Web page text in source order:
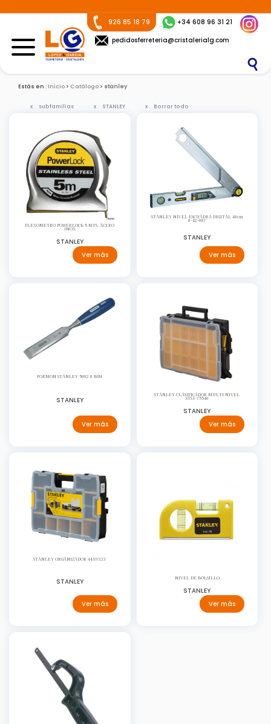
926 85 18 79
+34 608 96 31 21
pedidosferreteria@cristalerialg.com
Estás en : Inicio Catálogo stanley
subfamilias STANLEY Borrar todo
FLEXOMETRO POWERLOCK 5 MTS. ACERO
INOX
STANLEY
Ver más
STANLEY NIVEL ESCUADRA DIGITAL 40cm
0-42-087
STANLEY
Ver más
FORMON STANLEY 5002 8 MM
STANLEY
Ver más
STANLEY CLASIFICADOR MULTI NIVEL
STS1-75540
STANLEY
Ver más
STANLEY ORGANIZADOR 44X9X33
STANLEY
Ver más
NIVEL DE BOLSILLO
STANLEY
Ver más